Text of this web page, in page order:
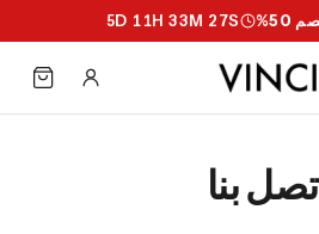
5D 11H 33M 26S
اتصل بنا